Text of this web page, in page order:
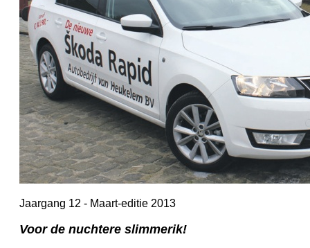
Jaargang 12 - Maart-editie 2013
Voor de nuchtere slimmerik!